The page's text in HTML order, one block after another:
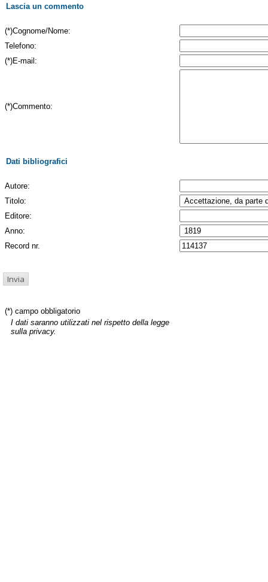
Lascia un commento
(*)Cognome/Nome:
Telefono:
(*)E-mail:
(*)Commento:
Dati bibliografici
Autore:
Titolo:
Editore:
Anno:
Record nr.
(*) campo obbligatorio
I dati saranno utilizzati nel rispetto della legge
sulla privacy.